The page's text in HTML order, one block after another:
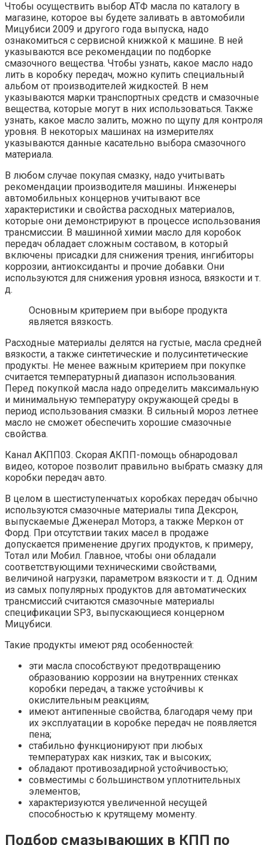
Чтобы осуществить выбор АТФ масла по каталогу в
магазине, которое вы будете заливать в автомобили
Мицубиси 2009 и другого года выпуска, надо
ознакомиться с сервисной книжкой к машине. В ней
указываются все рекомендации по подборке
смазочного вещества. Чтобы узнать, какое масло надо
лить в коробку передач, можно купить специальный
альбом от производителей жидкостей. В нем
указываются марки транспортных средств и смазочные
вещества, которые могут в них использоваться. Также
узнать, какое масло залить, можно по щупу для контроля
уровня. В некоторых машинах на измерителях
указываются данные касательно выбора смазочного
материала.
В любом случае покупая смазку, надо учитывать
рекомендации производителя машины. Инженеры
автомобильных концернов учитывают все
характеристики и свойства расходных материалов,
которые они демонстрируют в процессе использования
трансмиссии. В машинной химии масло для коробок
передач обладает сложным составом, в который
включены присадки для снижения трения, ингибиторы
коррозии, антиоксиданты и прочие добавки. Они
используются для снижения уровня износа, вязкости и т.
д.
Основным критерием при выборе продукта
является вязкость.
Расходные материалы делятся на густые, масла средней
вязкости, а также синтетические и полусинтетические
продукты. Не менее важным критерием при покупке
считается температурный диапазон использования.
Перед покупкой масла надо определить максимальную
и минимальную температуру окружающей среды в
период использования смазки. В сильный мороз летнее
масло не сможет обеспечить хорошие смазочные
свойства.
Канал AKПП03. Скорая АКПП-помощь обнародовал
видео, которое позволит правильно выбрать смазку для
коробки передач авто.
В целом в шестиступенчатых коробках передач обычно
используются смазочные материалы типа Дексрон,
выпускаемые Дженерал Моторз, а также Меркон от
Форд. При отсутствии таких масел в продаже
допускается применение других продуктов, к примеру,
Тотал или Мобил. Главное, чтобы они обладали
соответствующими техническими свойствами,
величиной нагрузки, параметром вязкости и т. д. Одним
из самых популярных продуктов для автоматических
трансмиссий считаются смазочные материалы
спецификации SP3, выпускающиеся концерном
Мицубиси.
Такие продукты имеют ряд особенностей:
эти масла способствуют предотвращению
образованию коррозии на внутренних стенках
коробки передач, а также устойчивы к
окислительным реакциям;
имеют антипенные свойства, благодаря чему при
их эксплуатации в коробке передач не появляется
пена;
стабильно функционируют при любых
температурах как низких, так и высоких;
обладают противозадирной устойчивостью;
совместимы с большинством уплотнительных
элементов;
характеризуются увеличенной несущей
способностью к крутящему моменту.
Подбор смазывающих в КПП по